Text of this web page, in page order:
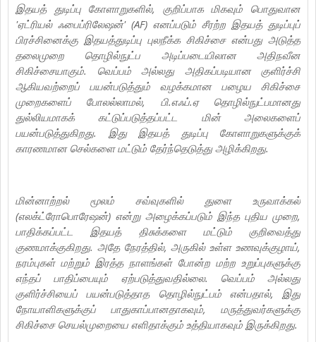
இதயத் துடிப்பு கோளாறுகளில், குறிப்பாக மிகவும் பொதுவான
'ஏட்ரியல் ஃபைப்ரிலேஷன்' (AF) எனப்படும் சீரற்ற இதயத் துடிப்புப்
பிரச்சினைக்கு இதயத்துடிப்பு புலநீக்க சிகிச்சை என்பது அடுத்த
தலைமுறை தொழில்நுட்ப அடிப்படையிலான அதிநவீன
சிகிச்சையாகும். வெப்பம் அல்லது அதிகப்படியான குளிர்ச்சி
ஆகியவற்றைப் பயன்படுத்தும் வழக்கமான பழைய சிகிச்சை
முறைகளைப் போலல்லாமல், பி.எஃப்.ஏ தொழில்நுட்பமானது
துல்லியமாகக் கட்டுப்படுத்தப்பட்ட மின் அலைகளைப்
பயன்படுத்துகிறது. இது இதயத் துடிப்பு கோளாறுகளுக்குக்
காரணமான செல்களை மட்டும் தேர்ந்தெடுத்து அழிக்கிறது.
மின்னாற்றல் மூலம் சவ்வுகளில் துளை உருவாக்கல்
(எலக்ட்ரோபொரேஷன்) என்று அழைக்கப்படும் இந்த புதிய முறை,
பாதிக்கப்பட்ட இதயத் திசுக்களை மட்டும் குறிவைத்து
குணமாக்குகிறது. அதே நேரத்தில், அருகில் உள்ள உணவுக்குழாய்,
நரம்புகள் மற்றும் இரத்த நாளங்கள் போன்ற மற்ற உறுப்புகளுக்கு
எந்தப் பாதிப்பையும் ஏற்படுத்துவதில்லை. வெப்பம் அல்லது
குளிர்ச்சியைப் பயன்படுத்தாத தொழில்நுட்பம் என்பதால், இது
நோயாளிகளுக்குப் பாதுகாப்பானதாகவும், மருத்துவர்களுக்கு
சிகிச்சை செயல்முறையை எளிதாக்கும் உத்தியாகவும் இருக்கிறது.